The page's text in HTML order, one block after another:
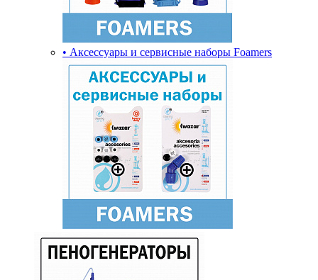
• Аксессуары и сервисные наборы Foamers